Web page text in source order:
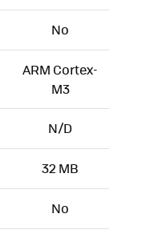
No
ARM Cortex-
M3
N/D
32 MB
No